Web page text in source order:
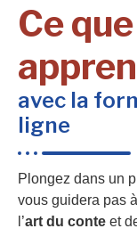
Ce
avec la
ligne
Plongez dans un
vous guidera pas
l’art du conte et